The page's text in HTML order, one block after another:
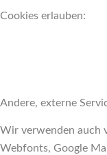
Cookies erlauben:
Andere, externe
Wir verwenden auch
Webfonts, Google